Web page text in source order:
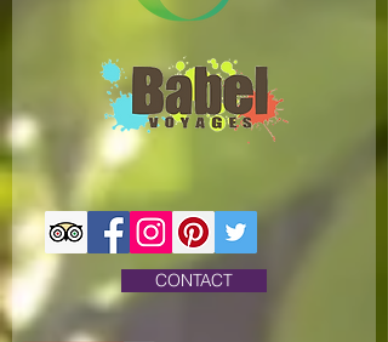
CONTACT